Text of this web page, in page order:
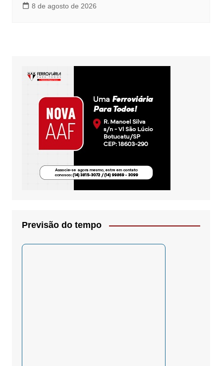
8 de agosto de 2026
Previsão do tempo